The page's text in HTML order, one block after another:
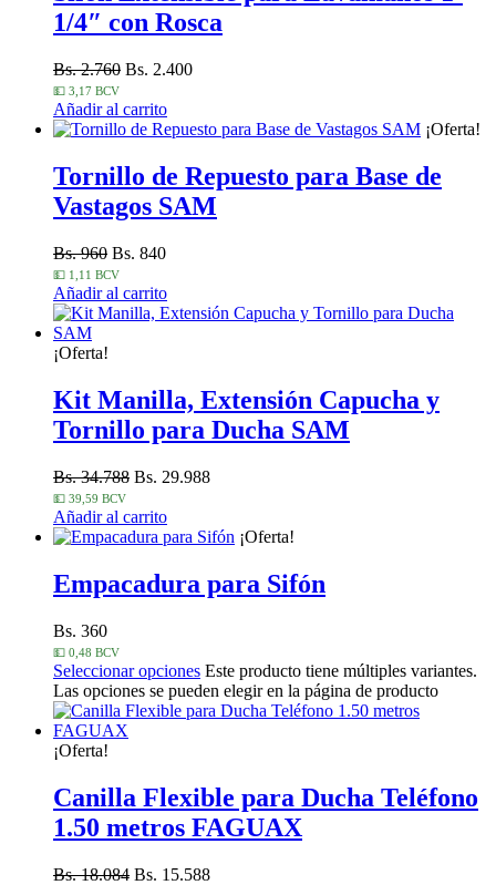
1/4″ con Rosca
Bs. 2.760 Bs. 2.400
💵 3,17 BCV
Añadir al carrito
¡Oferta!
Tornillo de Repuesto para Base de
Vastagos SAM
Bs. 960 Bs. 840
💵 1,11 BCV
Añadir al carrito
¡Oferta!
Kit Manilla, Extensión Capucha y
Tornillo para Ducha SAM
Bs. 34.788 Bs. 29.988
💵 39,59 BCV
Añadir al carrito
¡Oferta!
Empacadura para Sifón
Bs. 360
💵 0,48 BCV
Seleccionar opciones Este producto tiene múltiples variantes.
Las opciones se pueden elegir en la página de producto
¡Oferta!
Canilla Flexible para Ducha Teléfono
1.50 metros FAGUAX
Bs. 18.084 Bs. 15.588